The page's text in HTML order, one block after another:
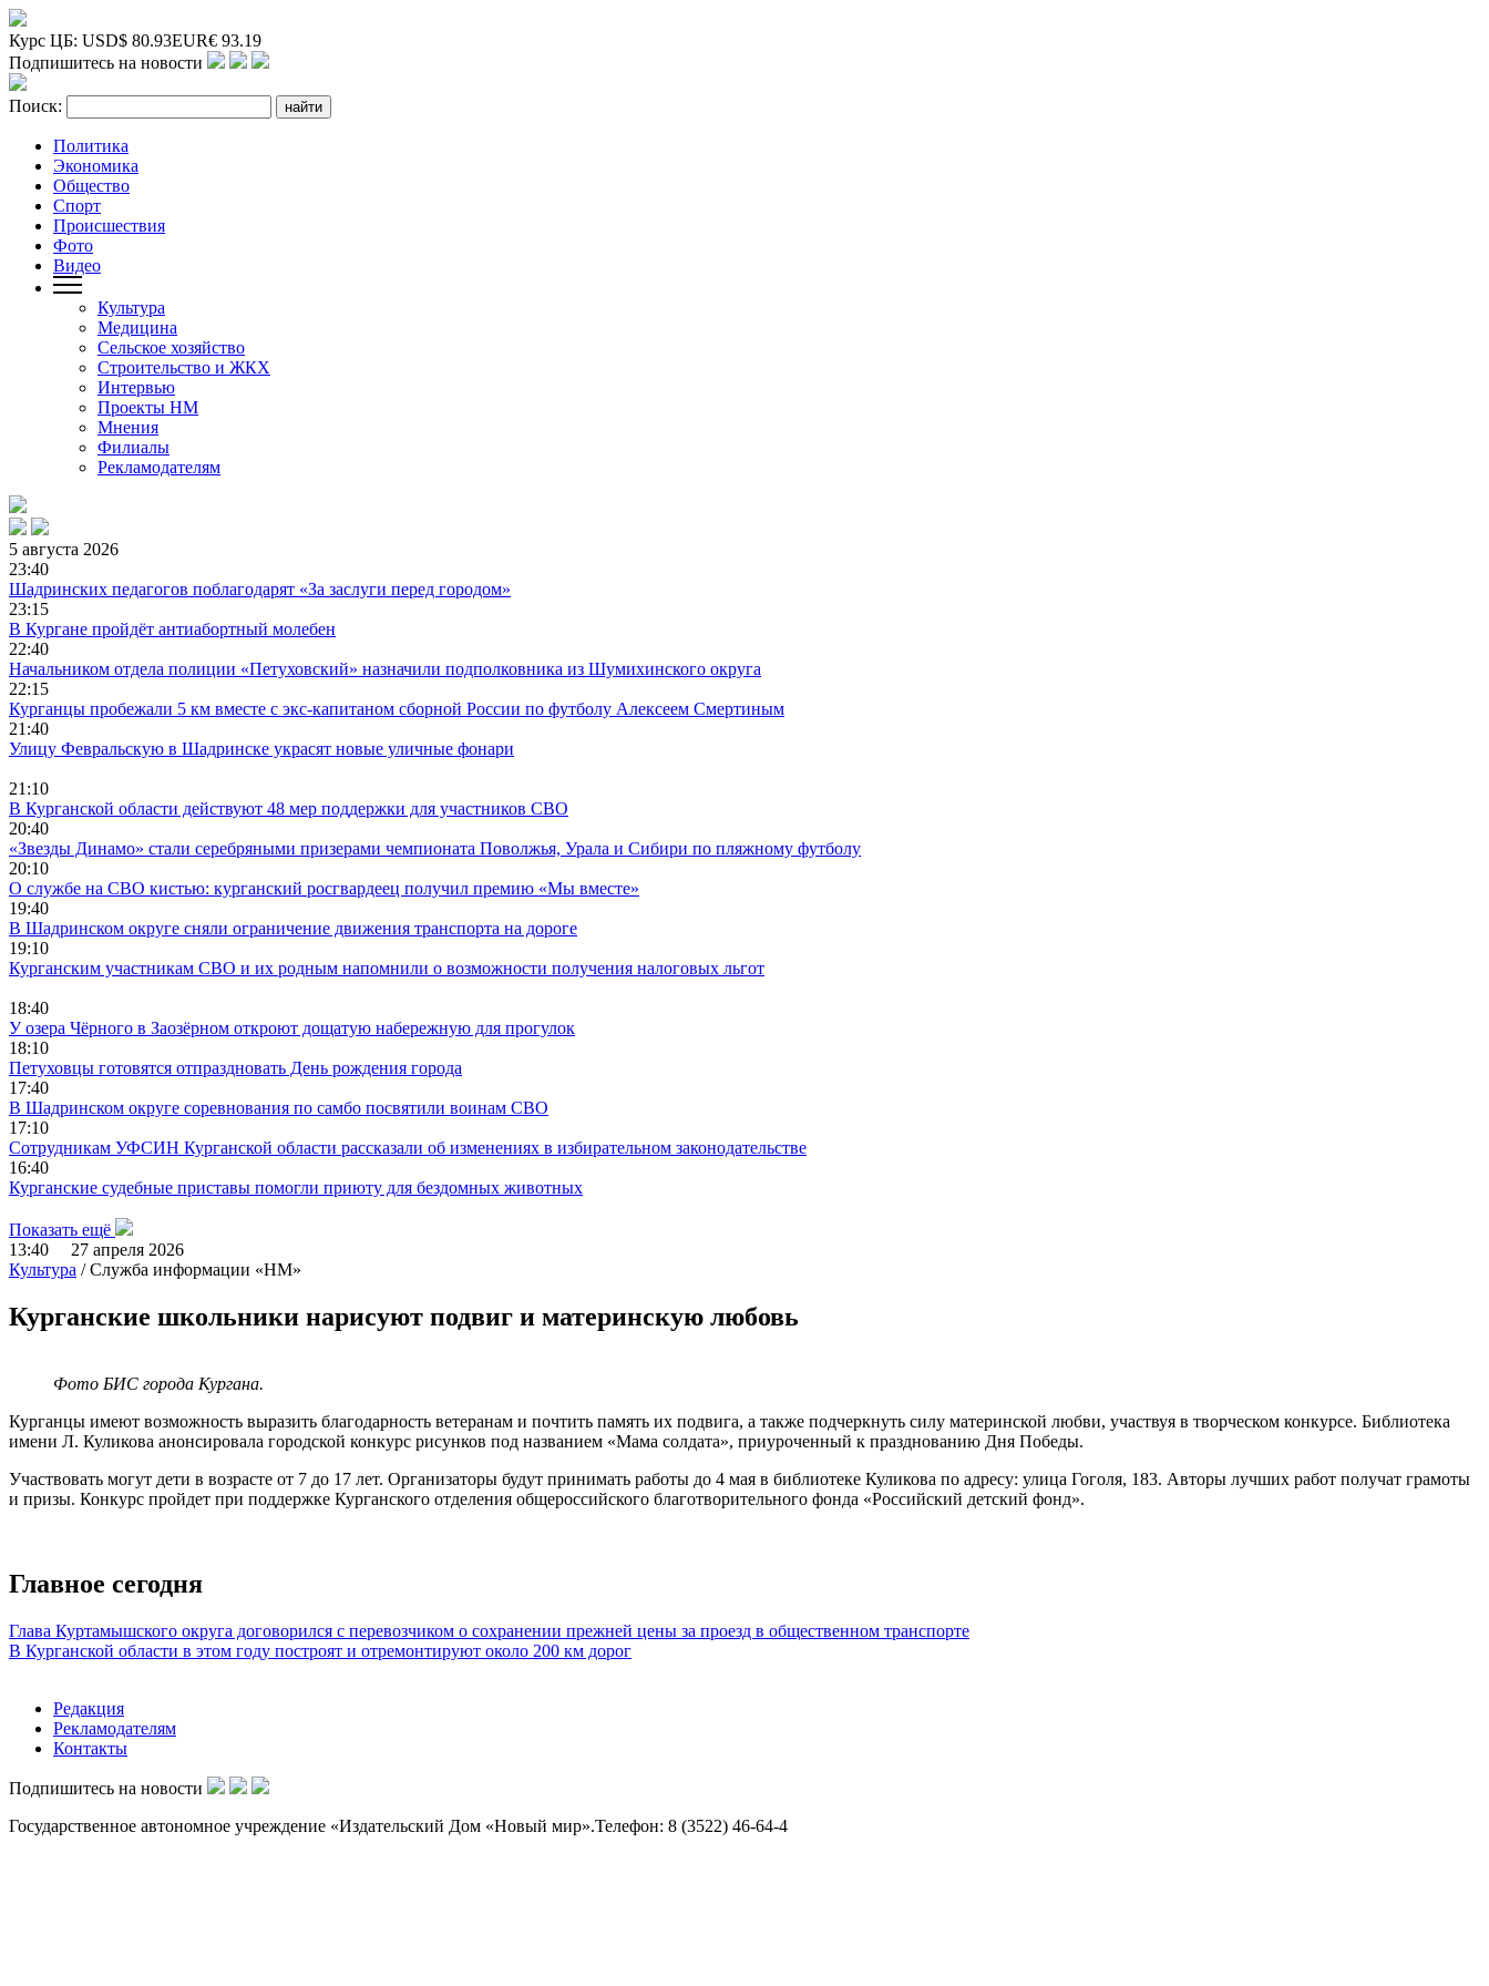
Курс ЦБ: USD$ 80.93EUR€ 93.19
Подпишитесь на новости
Поиск:
Политика
Экономика
Общество
Спорт
Происшествия
Фото
Видео
Культура
Медицина
Сельское хозяйство
Строительство и ЖКХ
Интервью
Проекты НМ
Мнения
Филиалы
Рекламодателям
5 августа 2026
23:40
Шадринских педагогов поблагодарят «За заслуги перед городом»
23:15
В Кургане пройдёт антиабортный молебен
22:40
Начальником отдела полиции «Петуховский» назначили подполковника из Шумихинского округа
22:15
Курганцы пробежали 5 км вместе с экс-капитаном сборной России по футболу Алексеем Смертиным
21:40
Улицу Февральскую в Шадринске украсят новые уличные фонари
21:10
В Курганской области действуют 48 мер поддержки для участников СВО
20:40
«Звезды Динамо» стали серебряными призерами чемпионата Поволжья, Урала и Сибири по пляжному футболу
20:10
О службе на СВО кистью: курганский росгвардеец получил премию «Мы вместе»
19:40
В Шадринском округе сняли ограничение движения транспорта на дороге
19:10
Курганским участникам СВО и их родным напомнили о возможности получения налоговых льгот
18:40
У озера Чёрного в Заозёрном откроют дощатую набережную для прогулок
18:10
Петуховцы готовятся отпраздновать День рождения города
17:40
В Шадринском округе соревнования по самбо посвятили воинам СВО
17:10
Сотрудникам УФСИН Курганской области рассказали об изменениях в избирательном законодательстве
16:40
Курганские судебные приставы помогли приюту для бездомных животных
Показать ещё
13:40 27 апреля 2026
Культура / Служба информации «НМ»
Курганские школьники нарисуют подвиг и материнскую любовь
Фото БИС города Кургана.
Курганцы имеют возможность выразить благодарность ветеранам и почтить память их подвига, а также подчеркнуть силу материнской любви, участвуя в творческом конкурсе. Библиотека
имени Л. Куликова анонсировала городской конкурс рисунков под названием «Мама солдата», приуроченный к празднованию Дня Победы.
Участвовать могут дети в возрасте от 7 до 17 лет. Организаторы будут принимать работы до 4 мая в библиотеке Куликова по адресу: улица Гоголя, 183. Авторы лучших работ получат грамоты
и призы. Конкурс пройдет при поддержке Курганского отделения общероссийского благотворительного фонда «Российский детский фонд».
Главное сегодня
Глава Куртамышского округа договорился с перевозчиком о сохранении прежней цены за проезд в общественном транспорте
В Курганской области в этом году построят и отремонтируют около 200 км дорог
Редакция
Рекламодателям
Контакты
Подпишитесь на новости
Государственное автономное учреждение «Издательский Дом «Новый мир».Телефон: 8 (3522) 46-64-4